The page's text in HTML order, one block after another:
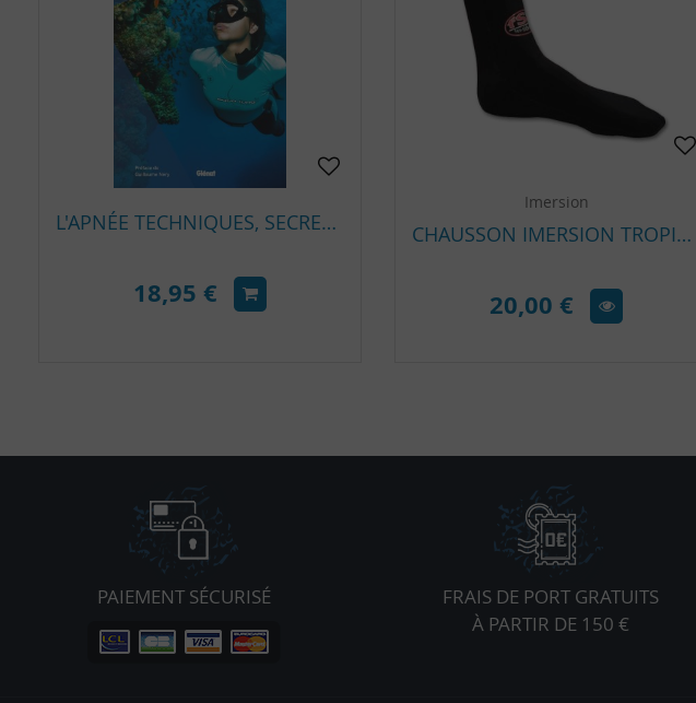
L'APNÉE TECHNIQUES, SECRETS ET PHILOSOPHIE DE LA PLONGÉE LIBRE
18,95 €
Imersion
CHAUSSON IMERSION TROPIC FSP 2MM
20,00 €
PAIEMENT SÉCURISÉ
FRAIS DE PORT GRATUITS
À PARTIR DE 150 €